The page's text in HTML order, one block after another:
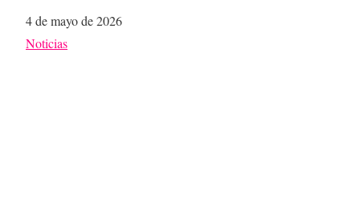
Fecha
4 de mayo de 2026
Respecto a
Noticias